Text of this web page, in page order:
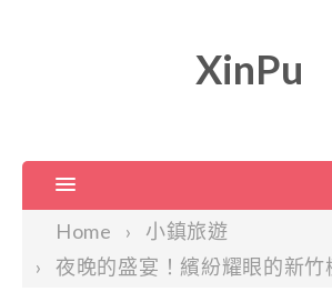
XinPu
Home
小鎮旅遊
夜晚的盛宴！繽紛耀眼的新竹